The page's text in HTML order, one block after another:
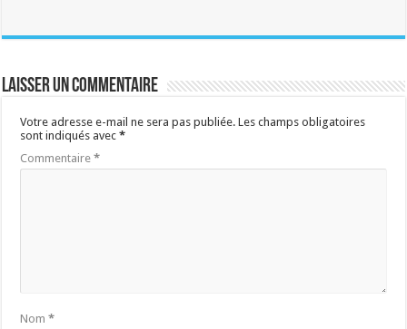
Laisser un commentaire
Votre adresse e-mail ne sera pas publiée. Les champs obligatoires
sont indiqués avec*
Commentaire*
Nom*